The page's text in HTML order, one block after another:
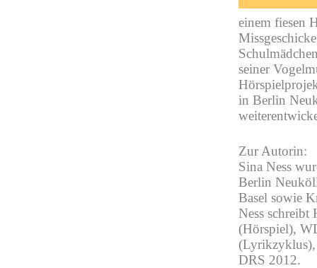
einem fiesen
seiner
in Berlin
Zur Autorin:
Sina Ness
Berlin
Basel sowie
Ness schreibt
(Hörspiel),
(Lyrikzyklus),
DRS 2012.